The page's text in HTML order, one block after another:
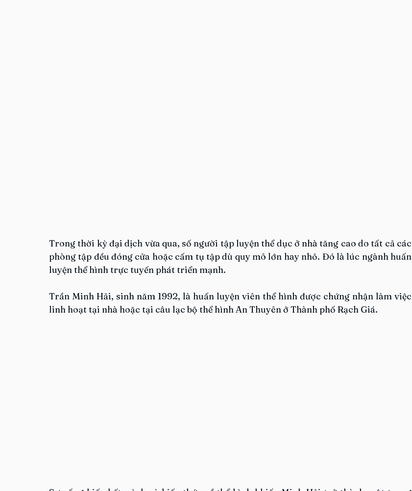
Trong thời kỳ đại dịch vừa qua, số người tập luyện thể dục ở nhà tăng cao do tất cả các
phòng tập đều đóng cửa hoặc cấm tụ tập dù quy mô lớn hay nhỏ. Đó là lúc ngành huấn
luyện thể hình trực tuyến phát triển mạnh.
Trần Minh Hải, sinh năm 1992, là huấn luyện viên thể hình được chứng nhận làm việc
linh hoạt tại nhà hoặc tại câu lạc bộ thể hình An Thuyên ở Thành phố Rạch Giá.